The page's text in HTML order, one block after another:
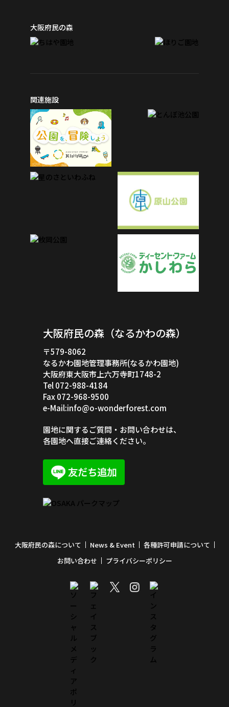
大阪府民の森
関連施設
大阪府民の森（なるかわの森）
〒579-8062
なるかわ園地管理事務所(なるかわ園地)
大阪府東大阪市上六万寺町1748-2
Tel 072-988-4184
Fax 072-968-9500
e-Mail:info@o-wonderforest.com
園地に関するご質問・お問い合わせは、
各園地へ直接ご連絡ください。
大阪府民の森について News & Event
各種許可申請について
お問い合わせ
プライバシーポリシー